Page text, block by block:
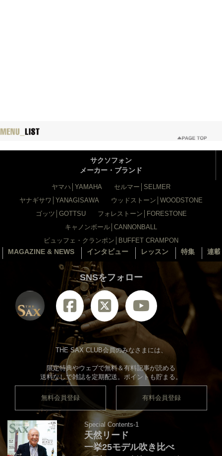
サクソフォン
メーカー・ブランド
ヤマハ│YAMAHA
セルマー│SELMER
ヤナギサワ│YANAGISAWA
ウッドストーン│WOODSTONE
ゴッツ│GOTTSU
フォレストーン│FORESTONE
キャノンボール│CANNONBALL
ビュッフェ・クランポン│BUFFET CRAMPON
MAGAZINE & NEWS インタビュー レッスン 特集 連
SNSをフォロー
THE SAX CLUB会員のみなさまには、
限定特典やウェブで無料＆有料記事が読める
送料なしで雑誌を定期配送。ポイントも貯まる。
無料会員登録 有料会員登録
Special Contents-1
天然リード
一挙25モデル吹き比べ